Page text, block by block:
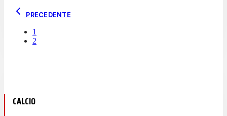
PRECEDENTE
1
2
CALCIO